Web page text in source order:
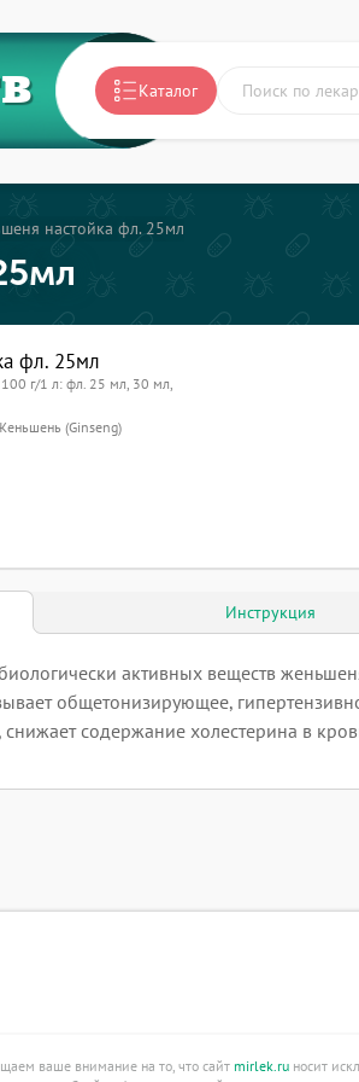
Каталог
настойка фл. 25мл
фл. 25мл
100 г/1 л: фл. 25 мл, 30 мл,
(Ginseng)
Инструкция
активных веществ
общетонизирующее,
содержание холестерина в
ваше внимание на то, что сайт mirlek.ruносит